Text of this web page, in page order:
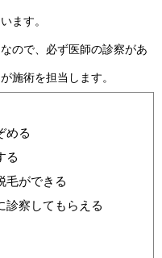
ます。
ので、必ず医師の診察があ
施術を担当します。
める
る
毛ができる
診察してもらえる